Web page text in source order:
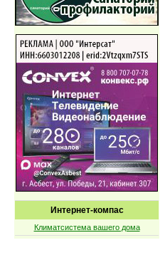
Интернет-компас
Климатсистема вашего дома